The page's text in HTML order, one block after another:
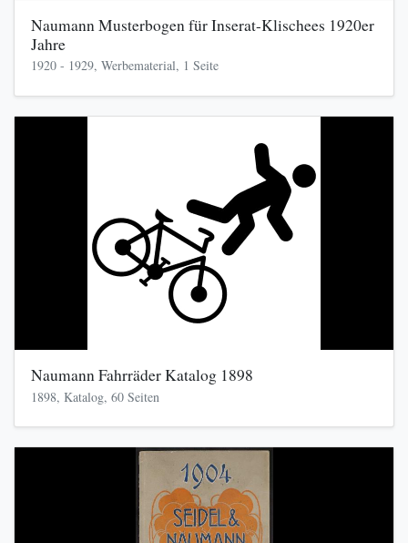
Naumann Musterbogen für Inserat-Klischees 1920er
Jahre
1920 - 1929, Werbematerial, 1 Seite
Naumann Fahrräder Katalog 1898
1898, Katalog, 60 Seiten